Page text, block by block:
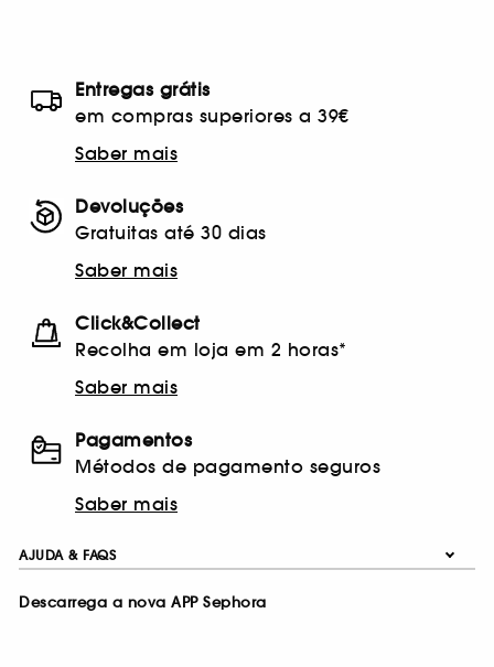
Entregas grátis
em compras superiores a 39€
Saber mais
Devoluções
Gratuitas até 30 dias
Saber mais
Click&Collect
Recolha em loja em 2 horas*
Saber mais
Pagamentos
Métodos de pagamento seguros
Saber mais
AJUDA & FAQS
Descarrega a nova APP Sephora